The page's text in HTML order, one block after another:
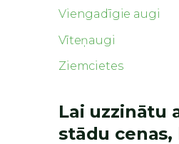
Viengadīgie augi
Vīteņaugi
Ziemcietes
Lai uzzinātu
stādu cenas,